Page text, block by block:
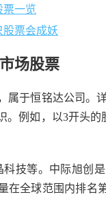
票一览
股票会成妖
场股票
属于恒铭达公司。
。例如，以3开头
科技等。中际旭创
在全球范围内排名